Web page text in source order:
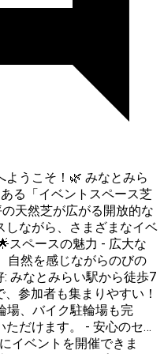
！🌿 みなとみら
る「イベントスペース芝
天然芝が広がる開放的な
しながら、さまざまなイベ
自然を感じながらのびの
みなとみらい駅から徒歩7
参加者も集まりやすい！
場、バイク駐輪場も完
だけます。 - 安心のセキ
イベントを開催できま